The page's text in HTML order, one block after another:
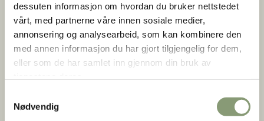
dessuten informasjon om hvordan du bruker nettstedet
vårt, med partnerne våre innen sosiale medier,
annonsering og analysearbeid, som kan kombinere den
med annen informasjon du har gjort tilgjengelig for dem,
eller som de har samlet inn gjennom din bruk av
Nødvendig
Bildet er hentet fradigitaltmuseum.org
Folkemuseum
Denne svakheten lar oss studere den tekniske utførelsen
av laftet. Svaler av stavverk går rundt loftsetasjen på tre
sider, og ender i en tre-hullers do på baksiden. Svalen, som
har adkomst via en utvendig trapp, får lys fra ”små” arkader